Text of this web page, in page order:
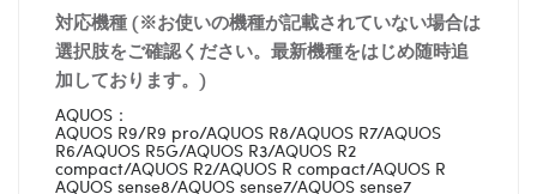
対応機種 (※お使いの機種が記載されていない場合は
選択肢をご確認ください。最新機種をはじめ随時追
加しております。)
AQUOS：
AQUOS R9/R9 pro/AQUOS R8/AQUOS R7/AQUOS
R6/AQUOS R5G/AQUOS R3/AQUOS R2
compact/AQUOS R2/AQUOS R compact/AQUOS R
AQUOS sense8/AQUOS sense7/AQUOS sense7